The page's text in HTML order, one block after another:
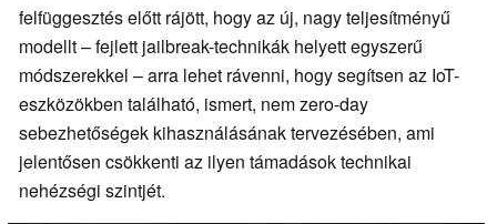
felfüggesztés előtt rájött, hogy az új, nagy teljesítményű
modellt – fejlett jailbreak-technikák helyett egyszerű
módszerekkel – arra lehet rávenni, hogy segítsen az IoT-
eszközökben található, ismert, nem zero-day
sebezhetőségek kihasználásának tervezésében, ami
jelentősen csökkenti az ilyen támadások technikai
nehézségi szintjét.